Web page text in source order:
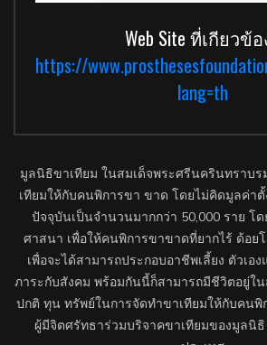
Web Site ที่เกียวข้
https://
lang=th
มูลนิธิขาเทียม ในสมเด็จพระศรีนครินทราบ
เทียมให้กับคนพิการขา ขาด โดยไม่คิดมูลค่า
ปัจจุบันเป็นจำนวนมากกว่า 50,000 ราย โ
ศาสนา เพื่อให้คนพิการขาขาดที่ยากไร้ ด้อย
เพื่อจะได้สามารถประกอบอาชีพเลี้ยง ตัวเอ
ภาระกับสังคม พร้อมกันนี้ก็สามารถมีชีวิตอยู่ใน
ปกติ ทุน ทรัพย์ในการจัดทำขาเทียมให้กับคนพิ
ผู้มีจิตศรัทธาร่วมบริจาคขาเทียมของมูลนิ